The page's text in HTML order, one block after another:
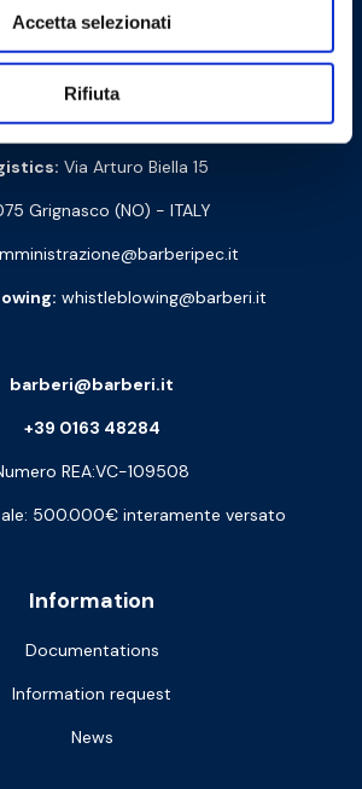
Accetta selezionati
Rifiuta
Industriali S.r.l. a socio unico
e P. IVA: 00252070024
7 - 13018 Valduggia (VC) - ITALY
Via Arturo Biella 15
Grignasco (NO) - ITALY
whistleblowing@barberi.it
Information
Documentations
Information request
News
barberi@barberi.it
+39 0163 48284
REA:VC-109508
500.000€ interamente versato